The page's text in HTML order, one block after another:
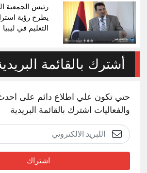
رئيس الجمعية
يطرح رؤية
التعليم في ليبيا
أشترك بالقائمة
حتي تكون علي اطلاع دائم على احدث
والفعاليات اشترك بالقائمة البريدية
اشتراك